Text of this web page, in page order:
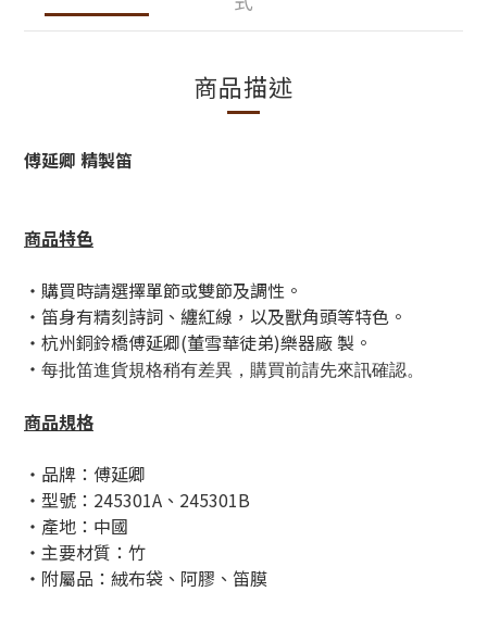
商品描述
傅延卿 精製笛
商品特色
・購買時請選擇單節或雙節及調性。
・笛身有精刻詩詞、纏紅線，以及獸角頭等特色。
・杭州銅鈴橋傅延卿(董雪華徒弟)樂器廠 製。
・ 每批笛進貨規格稍有差異，購買前請先來訊確認。
商品規格
・品牌：傅延卿
・型號：245301A、245301B
・產地：中國
・主要材質：竹
・附屬品：絨布袋、阿膠、笛膜